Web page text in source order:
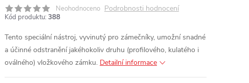
Neohodnoceno Podrobnosti hodnocení
Kód produktu: 388
Tento speciální nástroj, vyvinutý pro zámečníky, umožní snadné
a účinné odstranění jakéhokoliv druhu (profilového, kulatého i
oválného) vložkového zámku. Detailní informace